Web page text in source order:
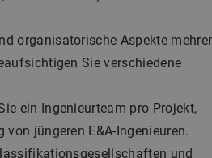
organisatorische Aspekte
Sie verschiedene
ein Ingenieurteam pro Projekt,
jüngeren E&A-Ingenieuren.
und